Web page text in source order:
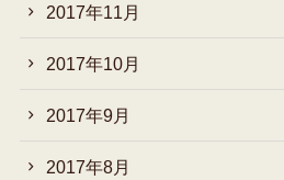
2017年11月
2017年10月
2017年9月
2017年8月